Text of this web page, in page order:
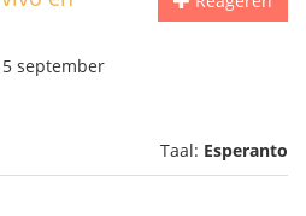
5 september
Taal: Esperanto